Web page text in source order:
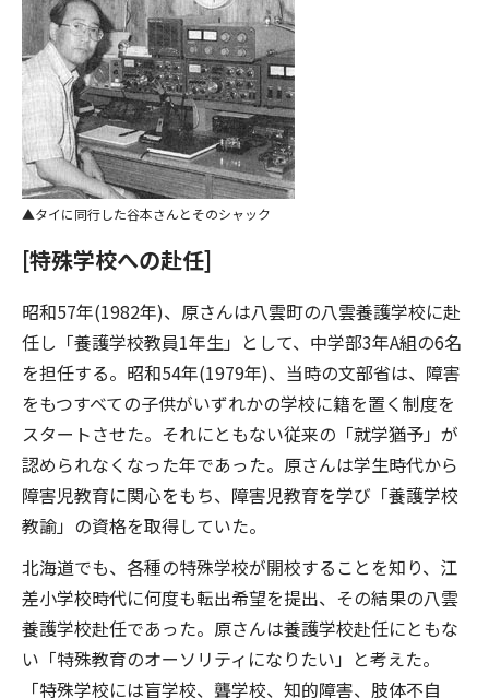
タイに同行した谷本さんとそのシャック
[特殊学校への赴任]
昭和57年(1982年)、原さんは八雲町の八雲養護学校に赴
任し「養護学校教員1年生」として、中学部3年A組の6名
を担任する。昭和54年(1979年)、当時の文部省は、障害
をもつすべての子供がいずれかの学校に籍を置く制度を
スタートさせた。それにともない従来の「就学猶予」が
認められなくなった年であった。原さんは学生時代から
障害児教育に関心をもち、障害児教育を学び「養護学校
教諭」の資格を取得していた。
北海道でも、各種の特殊学校が開校することを知り、江
差小学校時代に何度も転出希望を提出、その結果の八雲
養護学校赴任であった。原さんは養護学校赴任にともな
い「特殊教育のオーソリティになりたい」と考えた。
「特殊学校には盲学校、聾学校、知的障害、肢体不自